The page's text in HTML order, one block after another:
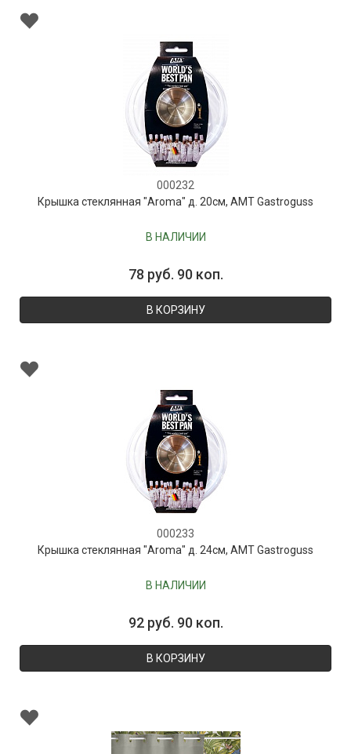
000232
Крышка стеклянная "Aroma" д. 20см, AMT Gastroguss
В НАЛИЧИИ
78 руб. 90 коп.
В КОРЗИНУ
000233
Крышка стеклянная "Aroma" д. 24см, AMT Gastroguss
В НАЛИЧИИ
92 руб. 90 коп.
В КОРЗИНУ